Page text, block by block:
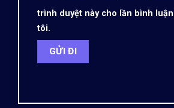
trình duyệt này cho lần bình
tôi.